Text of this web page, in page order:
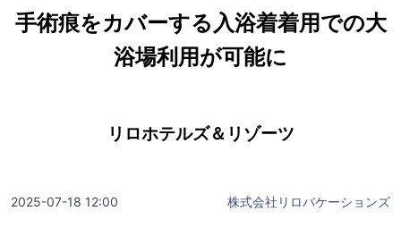
手術痕をカバーする入浴着着用での大
浴場利用が可能に
リロホテルズ＆リゾーツ
2025-07-18 12:00 株式会社リロバケーションズ